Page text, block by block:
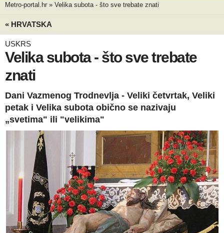
Metro-portal.hr » Velika subota - što sve trebate znati
« HRVATSKA
USKRS
Velika subota - što sve trebate
znati
Dani Vazmenog Trodnevlja - Veliki četvrtak, Veliki
petak i Velika subota obično se nazivaju
„svetima" ili "velikima"